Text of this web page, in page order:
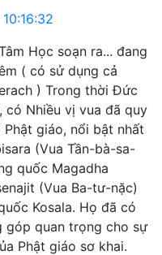
Học soạn ra... đang
( có sử dụng cả
) Trong thời Đức
có Nhiều vị vua đã quy
Phật giáo, nổi bật nhất
(Vua Tần-bà-sa-
quốc Magadha
(Vua Ba-tư-nặc)
Kosala. Họ đã có
góp quan trọng cho sự
Phật giáo sơ khai.